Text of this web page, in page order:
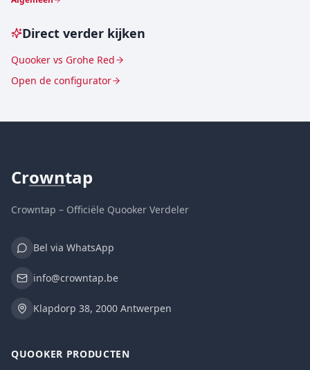
Direct verder kijken
Quooker vs Grohe Red
Open de configurator
Crowntap
Crowntap – Officiële Quooker Verdeler
Bel via WhatsApp
info@crowntap.be
Klapdorp 38, 2000 Antwerpen
QUOOKER PRODUCTEN